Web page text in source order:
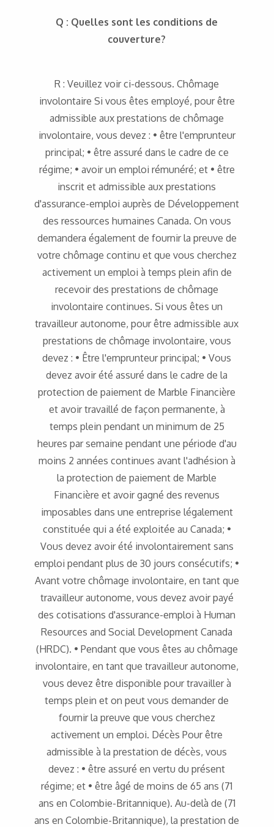
Q : Quelles sont les conditions de
couverture?
R : Veuillez voir ci-dessous. Chômage
involontaire Si vous êtes employé, pour être
admissible aux prestations de chômage
involontaire, vous devez : • être l'emprunteur
principal; • être assuré dans le cadre de ce
régime; • avoir un emploi rémunéré; et • être
inscrit et admissible aux prestations
d'assurance-emploi auprès de Développement
des ressources humaines Canada. On vous
demandera également de fournir la preuve de
votre chômage continu et que vous cherchez
activement un emploi à temps plein afin de
recevoir des prestations de chômage
involontaire continues. Si vous êtes un
travailleur autonome, pour être admissible aux
prestations de chômage involontaire, vous
devez : • Être l'emprunteur principal; • Vous
devez avoir été assuré dans le cadre de la
protection de paiement de Marble Financière
et avoir travaillé de façon permanente, à
temps plein pendant un minimum de 25
heures par semaine pendant une période d'au
moins 2 années continues avant l'adhésion à
la protection de paiement de Marble
Financière et avoir gagné des revenus
imposables dans une entreprise légalement
constituée qui a été exploitée au Canada; •
Vous devez avoir été involontairement sans
emploi pendant plus de 30 jours consécutifs; •
Avant votre chômage involontaire, en tant que
travailleur autonome, vous devez avoir payé
des cotisations d'assurance-emploi à Human
Resources and Social Development Canada
(HRDC). • Pendant que vous êtes au chômage
involontaire, en tant que travailleur autonome,
vous devez être disponible pour travailler à
temps plein et on peut vous demander de
fournir la preuve que vous cherchez
activement un emploi. Décès Pour être
admissible à la prestation de décès, vous
devez : • être assuré en vertu du présent
régime; et • être âgé de moins de 65 ans (71
ans en Colombie-Britannique). Au-delà de (71
ans en Colombie-Britannique), la prestation de